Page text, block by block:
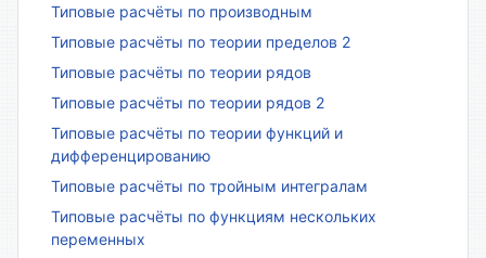
Типовые расчёты по производным
Типовые расчёты по теории пределов 2
Типовые расчёты по теории рядов
Типовые расчёты по теории рядов 2
Типовые расчёты по теории функций и
дифференцированию
Типовые расчёты по тройным интегралам
Типовые расчёты по функциям нескольких
переменных